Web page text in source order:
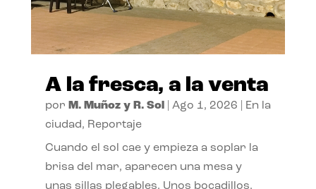
A la fresca, a la venta
por M. Muñoz y R. Sol| Ago 1, 2026
En la
ciudad, Reportaje
Cuando el sol cae y empieza a soplar la
brisa del mar, aparecen una mesa y
unas sillas plegables. Unos bocadillos,